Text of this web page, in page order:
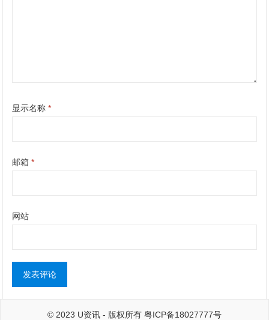
显示名称*
邮箱*
网站
© 2023 U资讯 - 版权所有 粤ICP备18027777号